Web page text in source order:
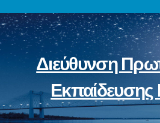
to
content
Διεύθυνση
Εκπαίδευσης